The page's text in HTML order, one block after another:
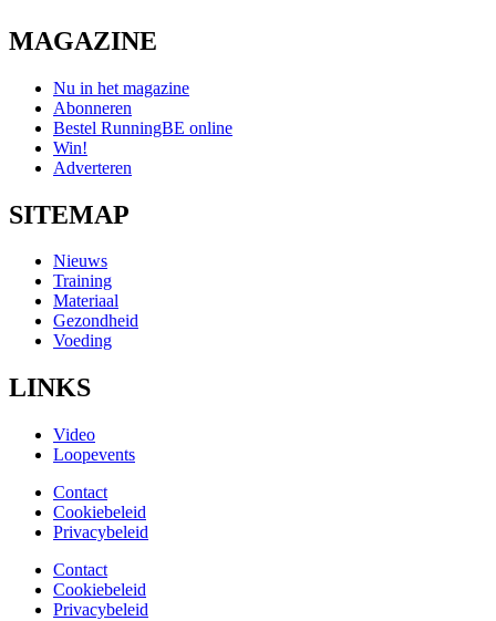
MAGAZINE
Nu in het magazine
Abonneren
Bestel RunningBE online
Win!
Adverteren
SITEMAP
Nieuws
Training
Materiaal
Gezondheid
Voeding
LINKS
Video
Loopevents
Contact
Cookiebeleid
Privacybeleid
Contact
Cookiebeleid
Privacybeleid